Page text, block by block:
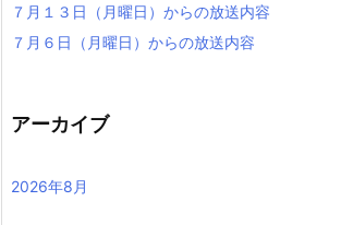
７月１３日（月曜日）からの放送内容
７月６日（月曜日）からの放送内容
アーカイブ
2026年8月